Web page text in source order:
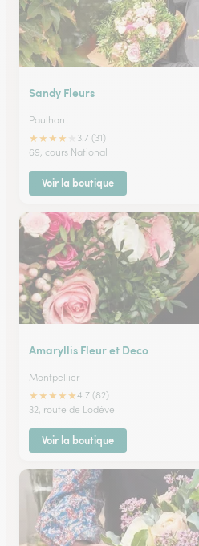
Sandy Fleurs
Paulhan
★★★★
3.7 (31)
69, cours National
Voir la boutique
Amaryllis Fleur et Deco
Montpellier
★★★★★4.7 (82)
32, route de Lodéve
Voir la boutique